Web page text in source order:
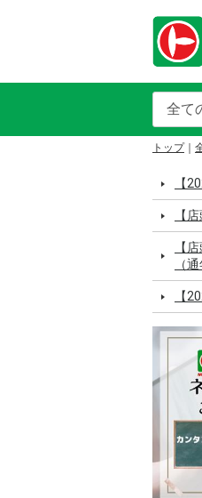
トップ
【
【
【
（通
【